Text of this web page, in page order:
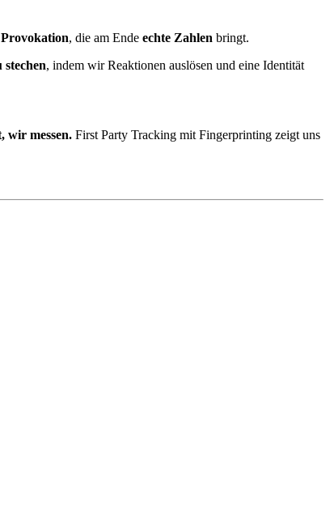
Provokation, die am Ende echte Zahlen bringt.
stechen, indem wir Reaktionen auslösen und eine Identität
wir messen. First Party Tracking mit Fingerprinting zeigt uns
Metriken, ehrliches Reporting.